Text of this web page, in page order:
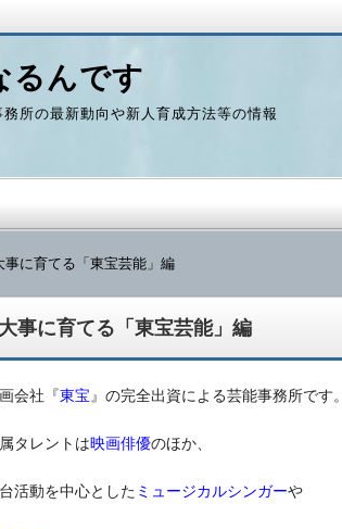
事に育てる「東宝芸能」編
会社『東宝 』の完全出資による芸能事務所です。
タレントは映画俳優のほか、
活動を中心とした ミュージカルシンガーや
に育てる「東宝芸能」編
るんです
所の最新動向や新人育成方法等の情報